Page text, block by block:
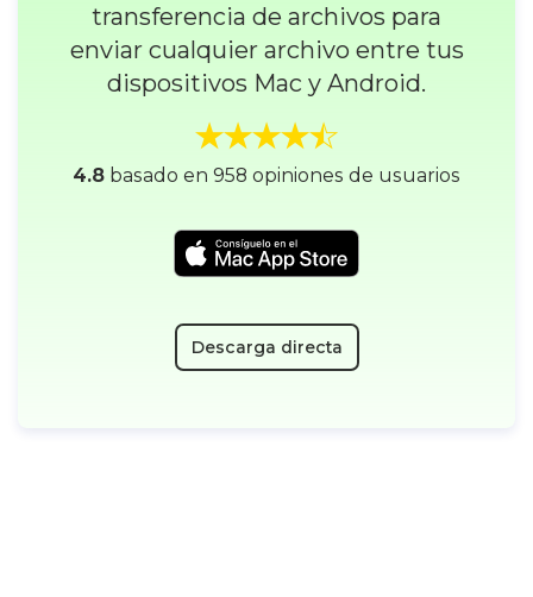
transferencia de archivos para
enviar cualquier archivo entre tus
dispositivos Mac y Android.
4.8 basado en 958 opiniones de usuarios
Descarga directa